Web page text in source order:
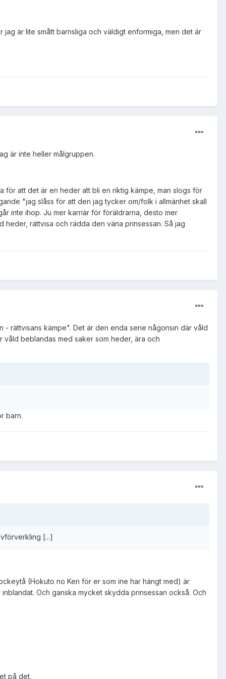
är lite smått barnsliga och väldigt enformiga, men det är
är inte heller målgruppen.
för att det är en heder att bli en riktig kämpe, man slogs för
"jag slåss för att den jag tycker om/folk i allmänhet skall
inte ihop. Ju mer karriär för föräldrarna, desto mer
rättvisa och rädda den väna prinsessan. Så jag
- rättvisans kämpe". Det är den enda serie någonsin där våld
beblandas med saker som heder, ära och
barn.
[...]
(Hokuto no Ken för er som ine har hängt med) är
Och ganska mycket skydda prinsessan också. Och
på det.